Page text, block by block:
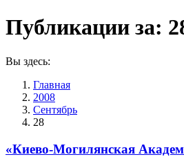
Публикации за:
Вы здесь:
Главная
2008
Сентябрь
28
«Киево-Могилянская